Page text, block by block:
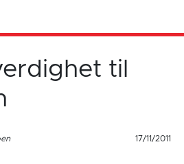
til
17/11/2011